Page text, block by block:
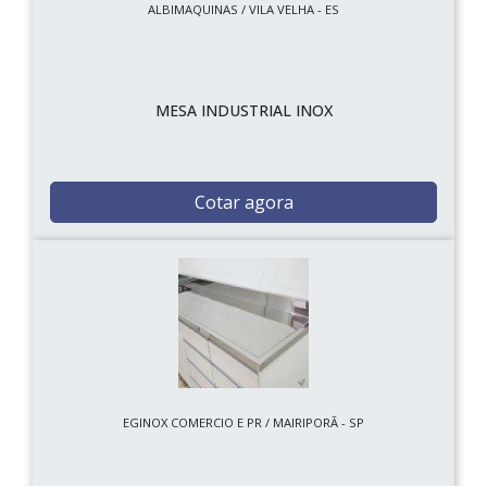
ALBIMAQUINAS / VILA VELHA - ES
MESA INDUSTRIAL INOX
Cotar agora
EGINOX COMERCIO E PR / MAIRIPORÃ - SP